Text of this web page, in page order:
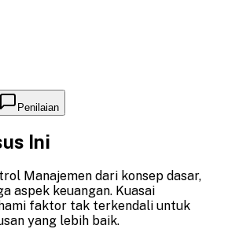
Penilaian
Ini
Manajemen dari konsep dasar,
aspek keuangan. Kuasai
faktor tak terkendali untuk
yang lebih baik.